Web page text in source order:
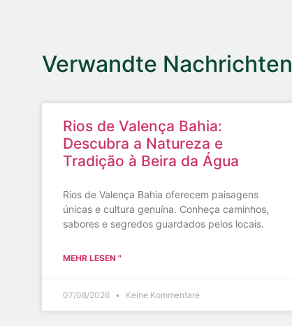
Verwandte Nachrichten
Rios de Valença Bahia:
Descubra a Natureza e
Tradição à Beira da Água
Rios de Valença Bahia oferecem paisagens
únicas e cultura genuína. Conheça caminhos,
sabores e segredos guardados pelos locais.
MEHR LESEN "
07/08/2026 Keine Kommentare